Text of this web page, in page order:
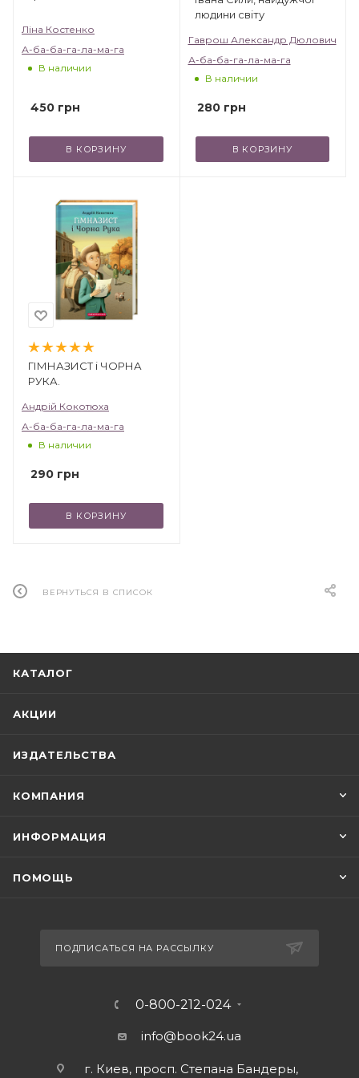
"детей от 2 до 102". Убедитесь в этом сами!
Ліна Костенко
А-ба-ба-га-ла-ма-га
В наличии
450 грн
В КОРЗИНУ
людини світу
Гаврош Александр Дюлович
А-ба-ба-га-ла-ма-га
В наличии
280грн
В КОРЗИНУ
ГІМНАЗИСТ і ЧОРНА
РУКА.
Андрій Кокотюха
А-ба-ба-га-ла-ма-га
В наличии
290 грн
В КОРЗИНУ
ВЕРНУТЬСЯ В СПИСОК
КАТАЛОГ
АКЦИИ
ИЗДАТЕЛЬСТВА
КОМПАНИЯ
ИНФОРМАЦИЯ
ПОМОЩЬ
ПОДПИСАТЬСЯ НА РАССЫЛКУ
0-800-212-024
info@book24.ua
г. Киев, просп. Степана Бандеры,